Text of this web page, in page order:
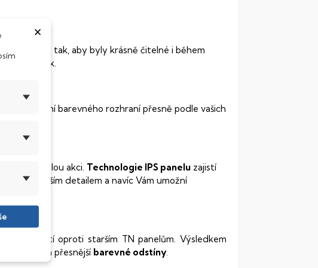
klávesy tak, aby byly krásně čitelné i během
Váš zrak.
nastavení barevného rozhraní přesně podle vašich
plynulou akci. Technologie IPS panelu zajistí
detailem a navíc Vám umožní
oproti starším TN panelům. Výsledkem
a přesnější barevné odstíny.
×